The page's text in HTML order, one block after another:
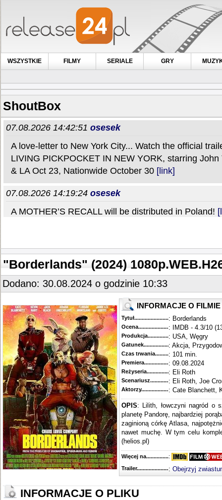
WSZYSTKIE FILMY SERIALE GRY
ShoutBox
"Borderlands" (2024)
Dodano: 30.08.2024 o godzinie 10:33
INFORMACJE O FILMIE
Tytuł............................................
: Borderlands
Ocena.............................................
: IMDB - 4.3/10
Produkcja.........................................
: USA, Węgry
Gatunek...........................................
: Akcja,
Czas trwania......................................
: 101 min.
Premiera..........................................
: 09.08.2024
Reżyseria........................................
: Eli Roth
Scenariusz........................................
: Eli Roth, Joe
Aktorzy...........................................
: Cate Blanchett,
OPIS: Lilith, łowczyni nagród o
planetę Pandorę, najbardziej
zaginioną córkę Atlasa,
nawet muchę. W tym celu
(helios.pl)
Więcej na........................................
:
Trailer...........................................
: Obejrzyj
INFORMACJE O PLIKU